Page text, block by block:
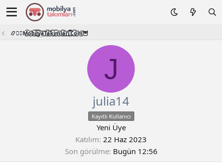
📿🧙‍♂️M͜͡o͜͡b͜͡i͜͡l͜͡y͜͡a͜͡T͜͡a͜͡k͜͡i͜͡m͜͡l͜͡a͜͡r͜͡i͜͡.͜͡C͜͡o͜͡m͜͡🦉
J
julia14
Kayıtlı Kullanıcı
Yeni Üye
Katılım 22 Haz 2023
Son görülme Bugün 12:56